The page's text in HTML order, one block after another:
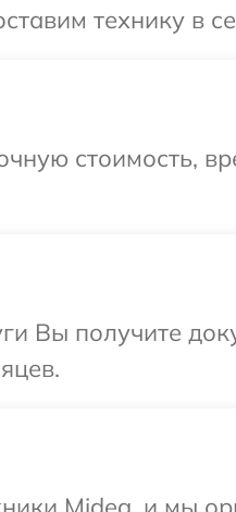
технику в
стоимость,
Вы получите